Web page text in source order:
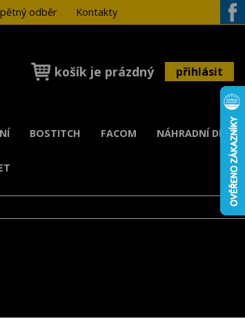
odběr
Kontakty
košík je prázdný přihlásit
BOSTITCH FACOM NÁHRADNÍ DÍLY